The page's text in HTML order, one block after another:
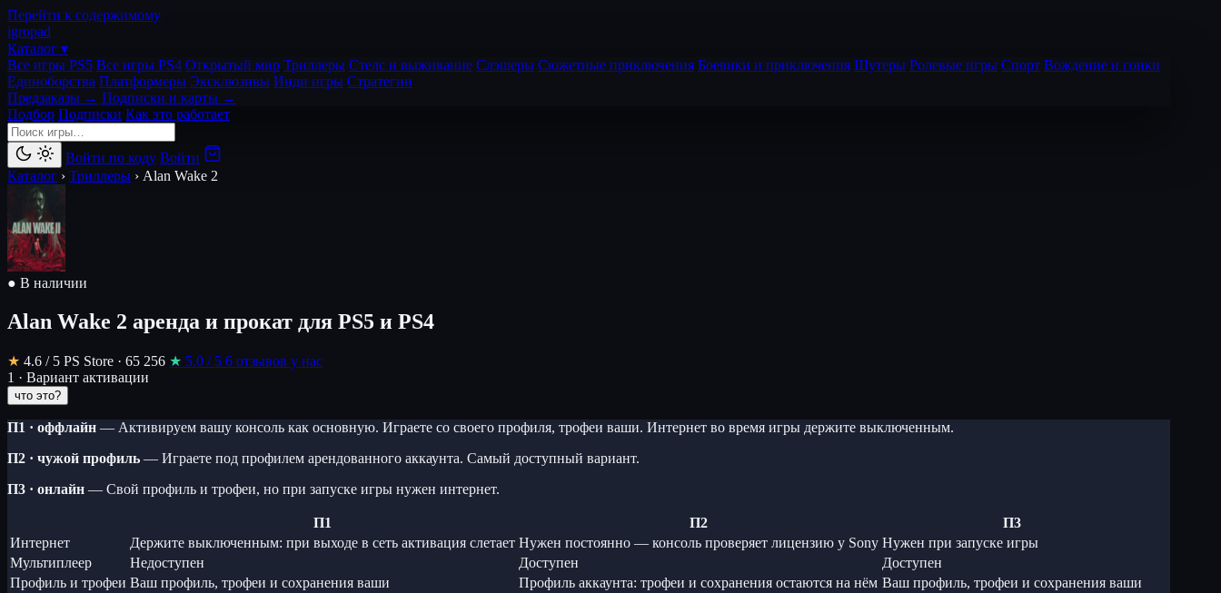
Перейти к содержимому
igropad
Каталог ▾
Все игры PS5 Все игры PS4 Открытый мир Триллеры Стелс и выживание Слэшеры Сюжетные приключения Боевики и приключения Шутеры Ролевые игры Спорт Вождение и гонки
Единоборства Платформеры Эксклюзивы Инди игры Стратегии
Предзаказы → Подписки и карты →
Подбор Подписки Как это работает
Войти по коду Войти
Каталог › Триллеры › Alan Wake 2
● В наличии
Alan Wake 2 аренда и прокат для PS5 и PS4
★ 4.6 / 5 PS Store · 65 256 ★ 5.0 / 5 6 отзывов у нас
1 · Вариант активации
что это?
П1 · оффлайн — Активируем вашу консоль как основную. Играете со своего профиля, трофеи ваши. Интернет во время игры держите выключенным.
П2 · чужой профиль — Играете под профилем арендованного аккаунта. Самый доступный вариант.
П3 · онлайн — Свой профиль и трофеи, но при запуске игры нужен интернет.
П1 П2
П3
Интернет
Держите выключенным: при выходе в сеть активация слетает Нужен постоянно — консоль проверяет лицензию у Sony Нужен при запуске игры
Мультиплеер
Недоступен Доступен
Доступен
Профиль и трофеи Ваш профиль, трофеи и сохранения ваши Профиль аккаунта: трофеи и сохранения остаются на нём Ваш профиль, трофеи и сохранения ваши